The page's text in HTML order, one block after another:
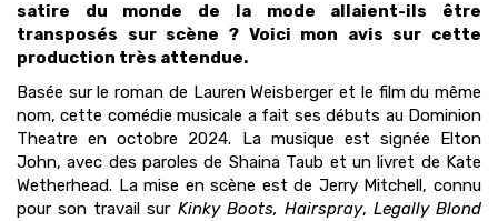
satire du monde de la mode allaient-ils être
transposés sur scène ? Voici mon avis sur cette
production très attendue.
Basée sur le roman de Lauren Weisberger et le film du même
nom, cette comédie musicale a fait ses débuts au Dominion
Theatre en octobre 2024. La musique est signée Elton
John, avec des paroles de Shaina Taub et un livret de Kate
Wetherhead. La mise en scène est de Jerry Mitchell, connu
pour son travail sur Kinky Boots, Hairspray, Legally Blond